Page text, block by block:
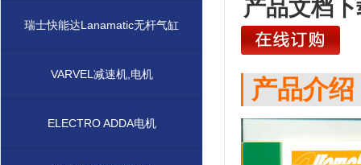
瑞士快能达Lanamatic无杆气缸
VARVEL减速机,电机
ELECTRO ADDA电机
产品文档
产品介绍